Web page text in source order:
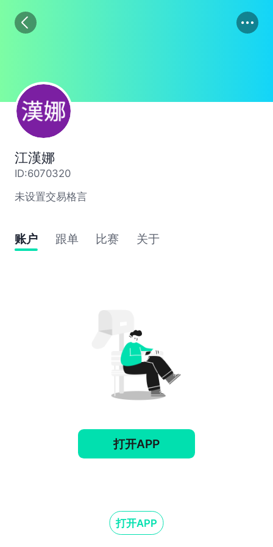
01
02
03
江漢娜
ID:6070320
未设置交易格言
账户 跟单 比赛 关于
打开APP
打开APP